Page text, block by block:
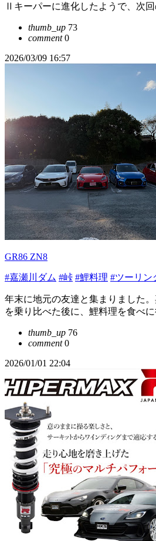
Ⅱキーパーに進化したようで、次
thumb_up 73
comment0
2026/03/09 16:57
GR86 ZN8
#嘉瀬川ダム #峠 #鯉料理 #ツーリン
年末に地元の友達と集まりました
を乗り比べた後に、鯉料理を食べに
thumb_up 76
comment0
2026/01/01 22:04